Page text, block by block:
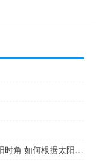
太阳时角的计算方法（请问各位什么是太阳时角 如何根据太阳时角来计算时间）